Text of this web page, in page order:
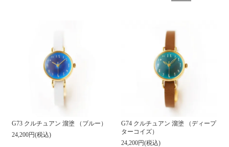
G73 クルチュアン 溜塗 （ブルー）
24,200円(税込)
G74 クルチュアン 溜塗 （ディープ
ターコイズ）
24,200円(税込)